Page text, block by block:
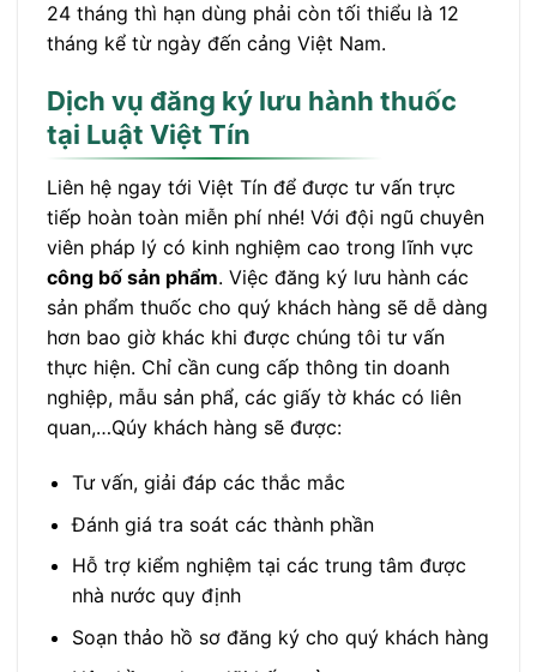
24 tháng thì hạn dùng phải còn tối thiểu là 12
tháng kể từ ngày đến cảng Việt Nam.
Dịch vụ đăng ký lưu hành thuốc
tại Luật Việt Tín
Liên hệ ngay tới Việt Tín để được tư vấn trực
tiếp hoàn toàn miễn phí nhé! Với đội ngũ chuyên
viên pháp lý có kinh nghiệm cao trong lĩnh vực
công bố sản phẩm. Việc đăng ký lưu hành các
sản phẩm thuốc cho quý khách hàng sẽ dễ dàng
hơn bao giờ khác khi được chúng tôi tư vấn
thực hiện. Chỉ cần cung cấp thông tin doanh
nghiệp, mẫu sản phẩ, các giấy tờ khác có liên
quan,…Qúy khách hàng sẽ được:
Tư vấn, giải đáp các thắc mắc
Đánh giá tra soát các thành phần
Hỗ trợ kiểm nghiệm tại các trung tâm được
nhà nước quy định
Soạn thảo hồ sơ đăng ký cho quý khách hàng